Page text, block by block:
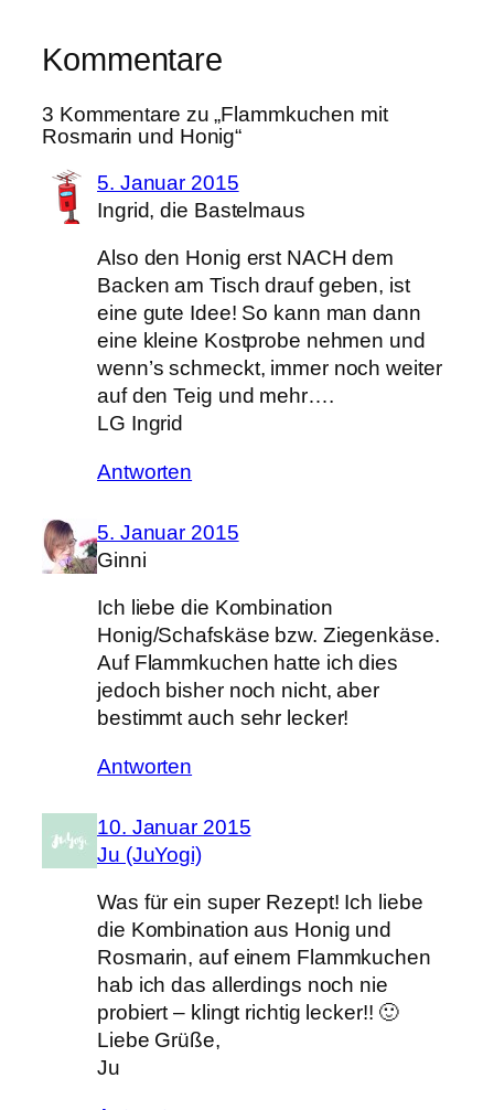
Kommentare
3 Kommentare zu „Flammkuchen mit
Rosmarin und Honig“
5. Januar 2015
Ingrid, die Bastelmaus
Also den Honig erst NACH dem
Backen am Tisch drauf geben, ist
eine gute Idee! So kann man dann
eine kleine Kostprobe nehmen und
wenn’s schmeckt, immer noch weiter
auf den Teig und mehr….
LG Ingrid
Antworten
5. Januar 2015
Ginni
Ich liebe die Kombination
Honig/Schafskäse bzw. Ziegenkäse.
Auf Flammkuchen hatte ich dies
jedoch bisher noch nicht, aber
bestimmt auch sehr lecker!
Antworten
10. Januar 2015
Ju (JuYogi)
Was für ein super Rezept! Ich liebe
die Kombination aus Honig und
Rosmarin, auf einem Flammkuchen
hab ich das allerdings noch nie
probiert – klingt richtig lecker!! 🙂
Liebe Grüße,
Ju